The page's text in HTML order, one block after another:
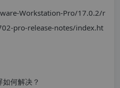
Workstation-Pro/17.0.2/r
pro-release-notes/index.ht
何解决？